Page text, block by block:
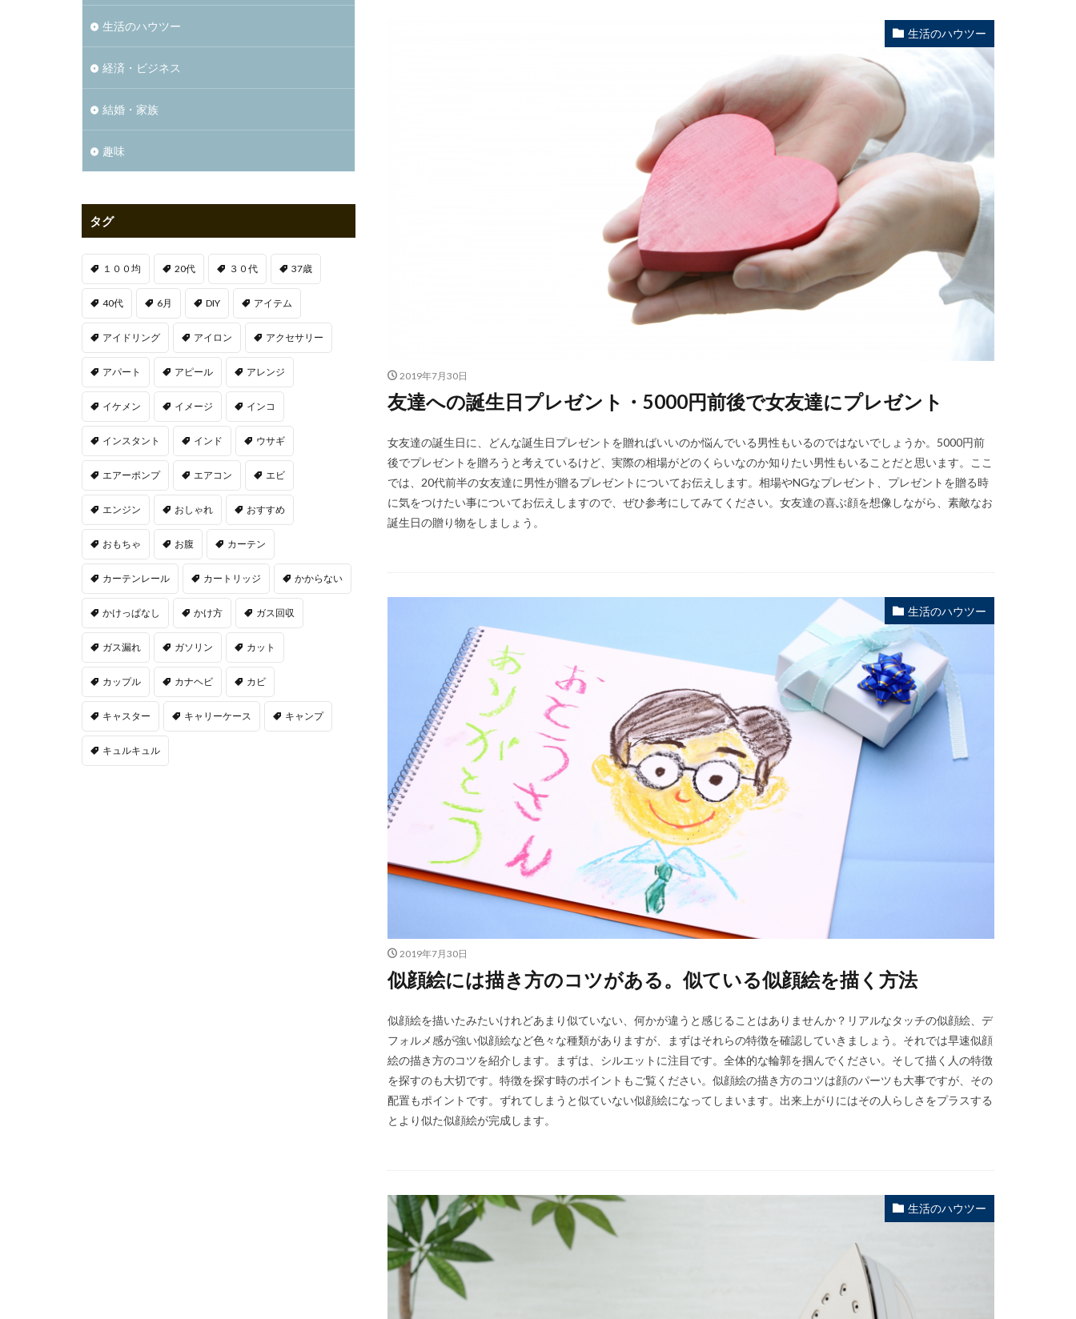
生活のハウツー
2019年7月30日
友達への誕生日プレゼント・5000円前後で女友達にプレゼント
女友達の誕生日に、どんな誕生日プレゼントを贈ればいいのか悩んでいる男性もいるのではないでしょうか。5000円前
後でプレゼントを贈ろうと考えているけど、実際の相場がどのくらいなのか知りたい男性もいることだと思います。ここ
では、20代前半の女友達に男性が贈るプレゼントについてお伝えします。相場やNGなプレゼント、プレゼントを贈る時
に気をつけたい事についてお伝えしますので、ぜひ参考にしてみてください。女友達の喜ぶ顔を想像しながら、素敵なお
誕生日の贈り物をしましょう。
生活のハウツー
2019年7月30日
似顔絵には描き方のコツがある。似ている似顔絵を描く方法
似顔絵を描いたみたいけれどあまり似ていない、何かが違うと感じることはありませんか？リアルなタッチの似顔絵、デ
フォルメ感が強い似顔絵など色々な種類がありますが、まずはそれらの特徴を確認していきましょう。それでは早速似顔
絵の描き方のコツを紹介します。まずは、シルエットに注目です。全体的な輪郭を掴んでください。そして描く人の特徴
を探すのも大切です。特徴を探す時のポイントもご覧ください。似顔絵の描き方のコツは顔のパーツも大事ですが、その
配置もポイントです。ずれてしまうと似ていない似顔絵になってしまいます。出来上がりにはその人らしさをプラスする
とより似た似顔絵が完成します。
生活のハウツー
生活のハウツー
経済・ビジネス
結婚・家族
趣味
タグ
１００均 20代 ３０代 37歳
40代 6月 DIY アイテム
アイドリング アイロン アクセサリー
アパート アピール アレンジ
イケメン イメージ インコ
インスタント インド ウサギ
エアーポンプ エアコン エビ
エンジン おしゃれ おすすめ
おもちゃ お腹 カーテン
カーテンレール カートリッジ かからない
かけっぱなし かけ方 ガス回収
ガス漏れ ガソリン カット
カップル カナヘビ カビ
キャスター キャリーケース キャンプ
キュルキュル